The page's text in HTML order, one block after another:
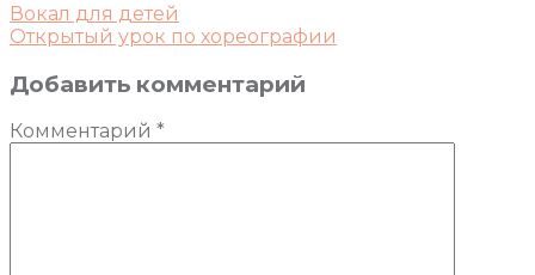
Вокал для детей
Открытый урок по хореографии
Добавить комментарий
Комментарий *